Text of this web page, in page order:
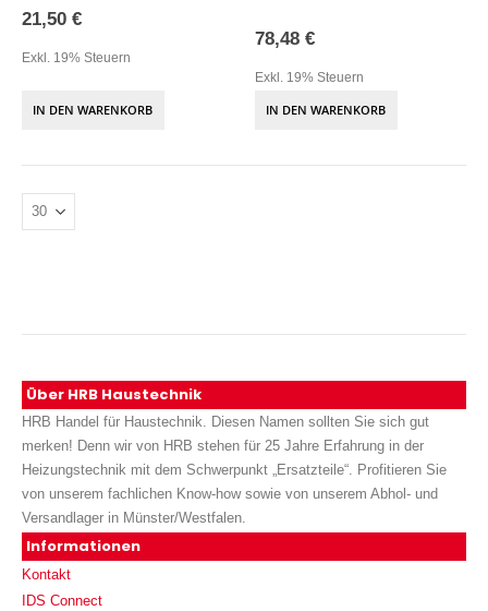
21,50 €
Exkl. 19% Steuern
IN DEN WARENKORB
78,48 €
Exkl. 19% Steuern
IN DEN WARENKORB
Über HRB Haustechnik
HRB Handel für Haustechnik. Diesen Namen sollten Sie sich gut
merken! Denn wir von HRB stehen für 25 Jahre Erfahrung in der
Heizungstechnik mit dem Schwerpunkt „Ersatzteile“. Profitieren Sie
von unserem fachlichen Know-how sowie von unserem Abhol- und
Versandlager in Münster/Westfalen.
Informationen
Kontakt
IDS Connect